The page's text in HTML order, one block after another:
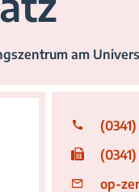
am
op-